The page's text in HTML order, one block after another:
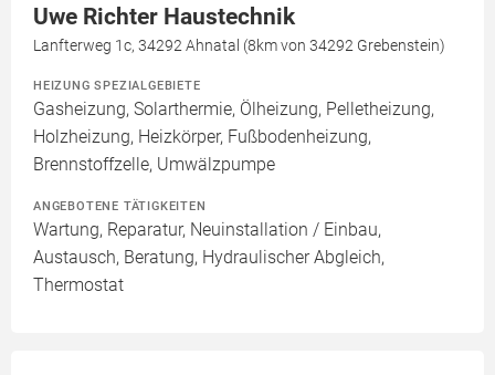
Uwe Richter Haustechnik
Lanfterweg 1c, 34292 Ahnatal (8km von 34292 Grebenstein)
HEIZUNG SPEZIALGEBIETE
Gasheizung, Solarthermie, Ölheizung, Pelletheizung,
Holzheizung, Heizkörper, Fußbodenheizung,
Brennstoffzelle, Umwälzpumpe
ANGEBOTENE TÄTIGKEITEN
Wartung, Reparatur, Neuinstallation / Einbau,
Austausch, Beratung, Hydraulischer Abgleich,
Thermostat